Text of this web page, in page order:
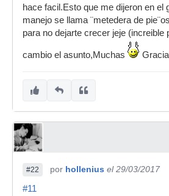
hace facil.Esto que me dijeron en el
manejo se llama ¨metedera de
para no dejarte crecer jeje (increible
cambio el asunto,Muchas
#22 por hollenius el 29/03/2017
#11